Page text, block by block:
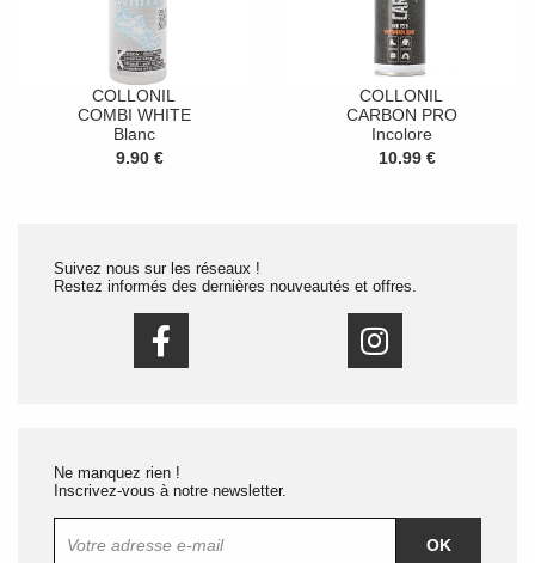
COLLONIL
COMBI WHITE
Blanc
9.90 €
COLLONIL
CARBON PRO
Incolore
10.99 €
Suivez nous sur les réseaux !
Restez informés des dernières nouveautés et offres.
Ne manquez rien !
Inscrivez-vous à notre newsletter.
OK